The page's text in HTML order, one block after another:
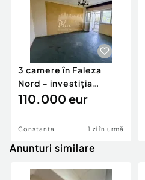
3 camere în Faleza
Nord – investiția
perfectă într-o z
110.000 eur
Constanta 1 zi în urmă
Anunturi similare